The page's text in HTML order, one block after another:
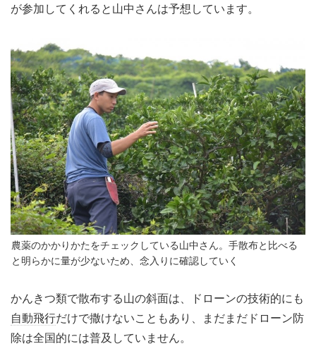
が参加してくれると山中さんは予想しています。
農薬のかかりかたをチェックしている山中さん。手散布と比べる
と明らかに量が少ないため、念入りに確認していく
かんきつ類で散布する山の斜面は、ドローンの技術的にも
自動飛行だけで撒けないこともあり、まだまだドローン防
除は全国的には普及していません。